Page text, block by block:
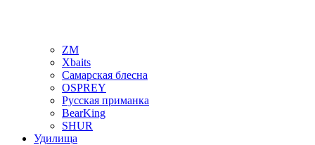
ZM
Xbaits
Самарская блесна
OSPREY
Русская приманка
BearKing
SHUR
Удилища